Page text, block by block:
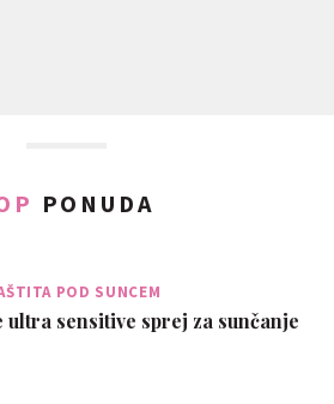
PONUDA
POD SUNCEM
ultra sensitive sprej za sunčanje